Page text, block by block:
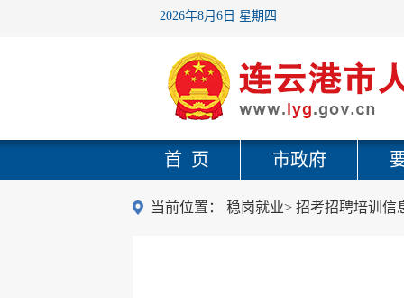
2026年8月6日 星期四
首 页 市政府
当前位置： 稳岗就业> 招考招聘培训信